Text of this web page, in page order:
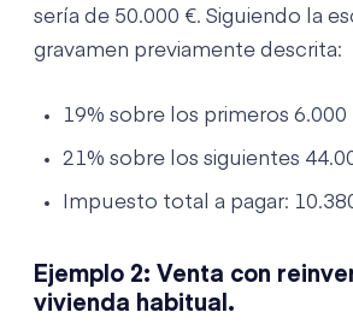
sería de 50.000 €. Siguiendo la
gravamen previamente descrita:
19% sobre los primeros 6.000
21% sobre los siguientes
Impuesto total a pagar:
Ejemplo 2: Venta con
vivienda habitual.